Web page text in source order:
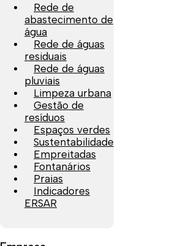
Rede de
abastecimento de
água
Rede de águas
residuais
Rede de águas
pluviais
Limpeza urbana
Gestão de
resíduos
Espaços verdes
Sustentabilidade
Empreitadas
Fontanários
Praias
Indicadores
ERSAR